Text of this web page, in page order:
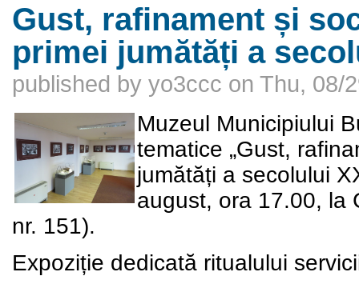
Gust, rafinament și
primei jumătăți a
published by yo3ccc on Thu, 08/
Muzeul Municipiului
tematice „Gust,
jumătăți a secolului
august, ora 17.00, la
nr. 151).
Expoziție dedicată ritualului